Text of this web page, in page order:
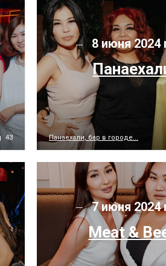
43
8 июня 2024
Панаехали, бар в городе...
7 июня 2024
Meat &